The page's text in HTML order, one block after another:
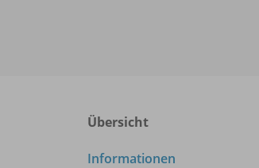
Übersicht
Informationen